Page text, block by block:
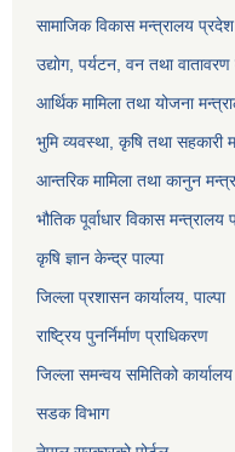
सामाजिक विकास मन्त्रालय
उद्याेग, पर्यटन, वन तथा
आर्थिक मामिला तथा योजना
भुमि व्यवस्था, कृषि तथा
आन्तरिक मामिला तथा कानुन
भौतिक पूर्वाधार विकास
कृषि ज्ञान केन्द्र पाल्पा
जिल्ला प्रशासन कार्यालय, पाल्पा
राष्ट्रिय पुनर्निर्माण प्राधिकरण
जिल्ला समन्वय समितिको कार्यालय
सडक विभाग